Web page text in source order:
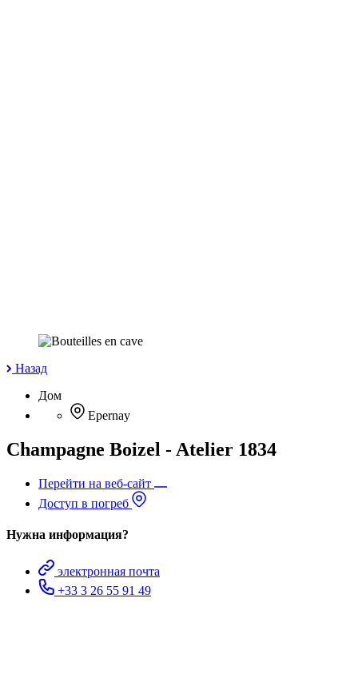
Назад
Дом
Epernay
Champagne Boizel - Atelier 1834
Перейти на веб-сайт
Доступ в погреб
Нужна информация?
электронная почта
+33 3 26 55 91 49